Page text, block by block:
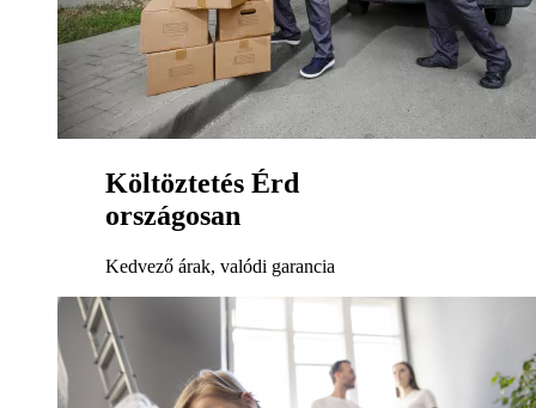
Költöztetés Érd
országosan
Kedvező árak, valódi garancia